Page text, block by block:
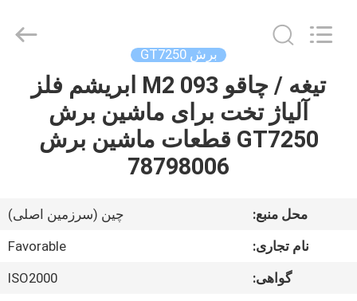
صفحه
درباره
EQUIPMENT
CO.,LTD.
برش GT7250
تیغه / چاقو 093 M2 ابریشم فلز
آلیاژ تخت برای ماشین برش
GT7250 قطعات ماشین برش
78798006
محل منبع:
چین (سرزمین اصلی)
نام تجاری:
Favorable
گواهی:
ISO2000